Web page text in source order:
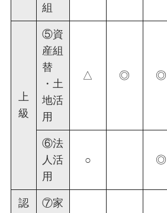
組
上
級
⑤資
産組
替
・土
地活
用
△ ◎ ◎
⑥法
人活
用
○ ◎
認
⑦家